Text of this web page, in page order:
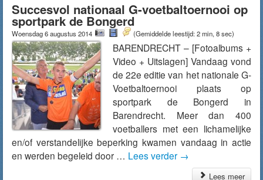
Succesvol nationaal G-voetbaltoernooi op
sportpark de Bongerd
Woensdag 6 augustus 2014 (Gemiddelde leestijd: 2 min, 8 sec)
BARENDRECHT – [Fotoalbums +
Video + Uitslagen] Vandaag vond
de 22e editie van het nationale G-
Voetbaltoernooi plaats op
sportpark de Bongerd in
Barendrecht. Meer dan 400
voetballers met een lichamelijke
en/of verstandelijke beperking kwamen vandaag in actie
en werden begeleid door … Lees verder →
Lees meer